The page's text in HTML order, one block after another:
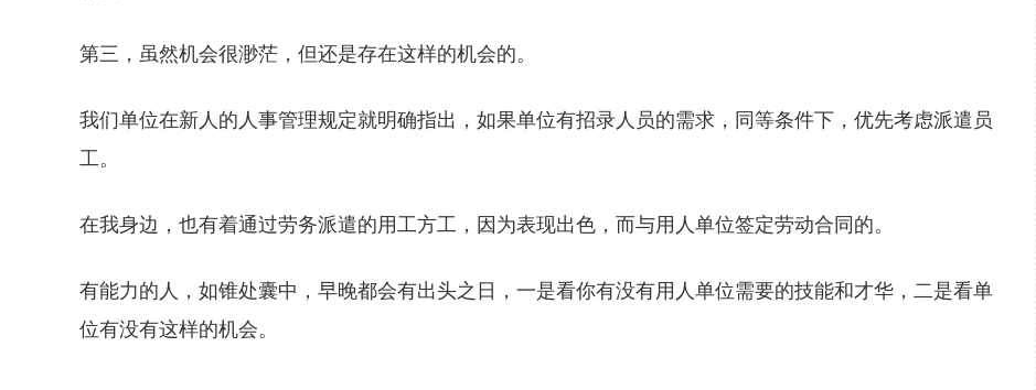
第三，虽然机会很渺茫，但还是存在这样的机会的。
我们单位在新人的人事管理规定就明确指出，如果单位有招录人员的需求，同等条件下，优先考虑派遣员
工。
在我身边，也有着通过劳务派遣的用工方工，因为表现出色，而与用人单位签定劳动合同的。
有能力的人，如锥处囊中，早晚都会有出头之日，一是看你有没有用人单位需要的技能和才华，二是看单
位有没有这样的机会。